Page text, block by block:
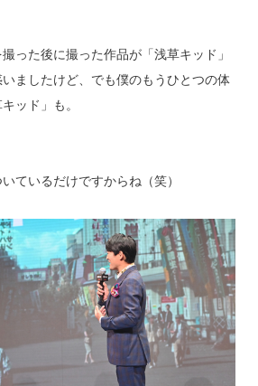
った後に撮った作品が「浅草キッド」
ましたけど、でも僕のもうひとつの体
ッド」も。
ているだけですからね（笑）